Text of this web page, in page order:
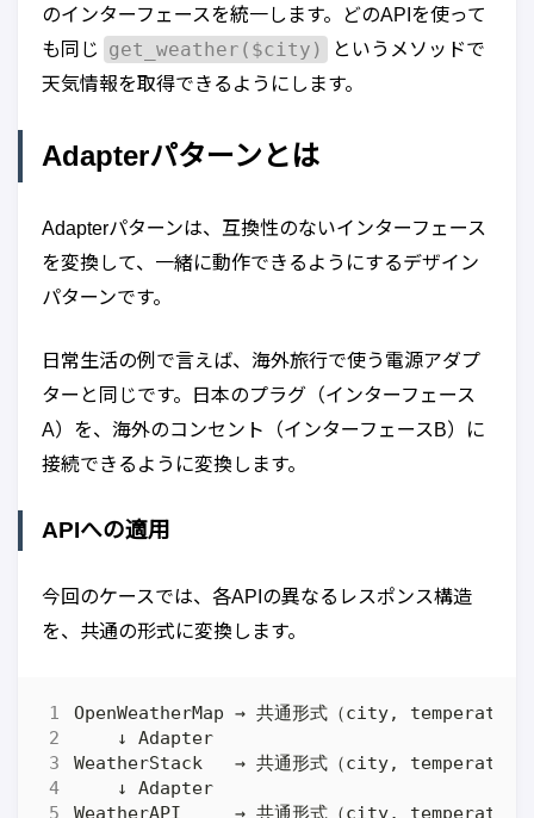
のインターフェースを統一します。どのAPIを使って
も同じ
get_weather($city)
というメソッドで
天気情報を取得できるようにします。
Adapterパターンとは
Adapterパターンは、互換性のないインターフェース
を変換して、一緒に動作できるようにするデザイン
パターンです。
日常生活の例で言えば、海外旅行で使う電源アダプ
ターと同じです。日本のプラグ（インターフェース
A）を、海外のコンセント（インターフェースB）に
接続できるように変換します。
APIへの適用
今回のケースでは、各APIの異なるレスポンス構造
を、共通の形式に変換します。